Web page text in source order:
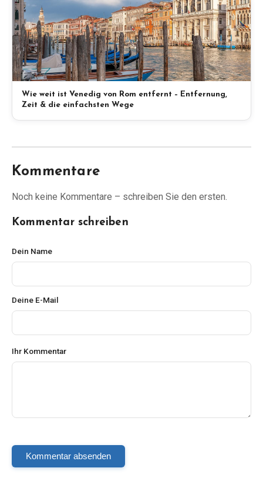
Wie weit ist Venedig von Rom entfernt – Entfernung,
Zeit & die einfachsten Wege
Kommentare
Noch keine Kommentare – schreiben Sie den ersten.
Kommentar schreiben
Dein Name
Deine E-Mail
Ihr Kommentar
Kommentar absenden